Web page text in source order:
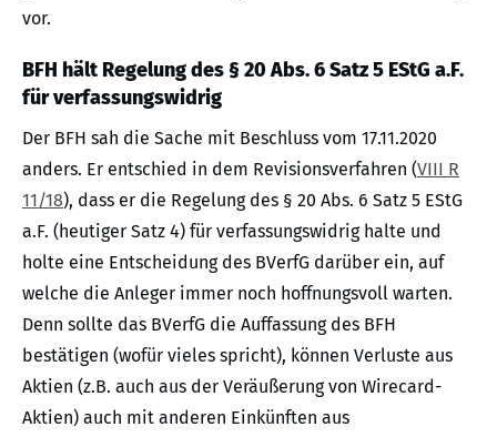
vor.
BFH hält Regelung des § 20 Abs. 6 Satz 5 EStG a.F.
für verfassungswidrig
Der BFH sah die Sache mit Beschluss vom 17.11.2020
anders. Er entschied in dem Revisionsverfahren (VIII R
11/18), dass er die Regelung des § 20 Abs. 6 Satz 5 EStG
a.F. (heutiger Satz 4) für verfassungswidrig halte und
holte eine Entscheidung des BVerfG darüber ein, auf
welche die Anleger immer noch hoffnungsvoll warten.
Denn sollte das BVerfG die Auffassung des BFH
bestätigen (wofür vieles spricht), können Verluste aus
Aktien (z.B. auch aus der Veräußerung von Wirecard-
Aktien) auch mit anderen Einkünften aus